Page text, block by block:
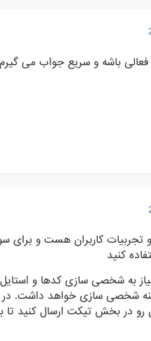
باشه و سریع جواب می
تجربیات کاربران هست و
کنید
به شخصی سازی کدها و
شخصی سازی خواهد داشت.
در بخش تیکت ارسال کنید تا